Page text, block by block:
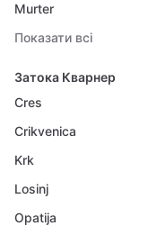
Murter
Показати всі
Затока Кварнер
Cres
Crikvenica
Krk
Losinj
Opatija